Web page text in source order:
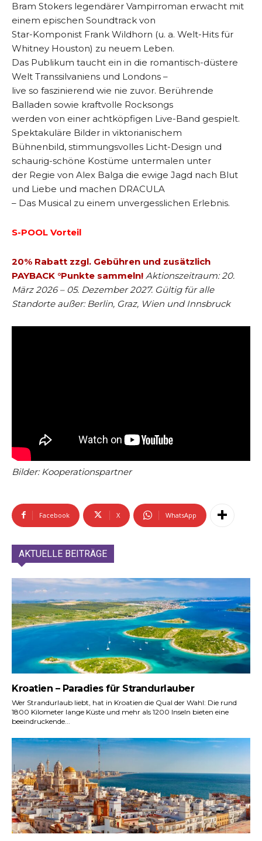
Bram Stokers legendärer Vampirroman erwacht mit
einem epischen Soundtrack von
Star-Komponist Frank Wildhorn (u. a. Welt-Hits für
Whitney Houston) zu neuem Leben.
Das Publikum taucht ein in die romantisch-düstere
Welt Transsilvaniens und Londons –
live so faszinierend wie nie zuvor. Berührende
Balladen sowie kraftvolle Rocksongs
werden von einer achtköpfigen Live-Band gespielt.
Spektakuläre Bilder in viktorianischem
Bühnenbild, stimmungsvolles Licht-Design und
schaurig-schöne Kostüme untermalen unter
der Regie von Alex Balga die ewige Jagd nach Blut
und Liebe und machen DRACULA
– Das Musical zu einem unvergesslichen Erlebnis.
S-POOL Vorteil
20% Rabatt zzgl. Gebühren und zusätzlich
PAYBACK °Punkte sammeln! Aktionszeitraum: 20.
März 2026 – 05. Dezember 2027. Gültig für alle
Standorte außer: Berlin, Graz, Wien und Innsbruck
Bilder: Kooperationspartner
Facebook X WhatsApp
AKTUELLE BEITRÄGE
Kroatien – Paradies für Strandurlauber
Wer Strandurlaub liebt, hat in Kroatien die Qual der Wahl: Die rund
1800 Kilometer lange Küste und mehr als 1200 Inseln bieten eine
beeindruckende...